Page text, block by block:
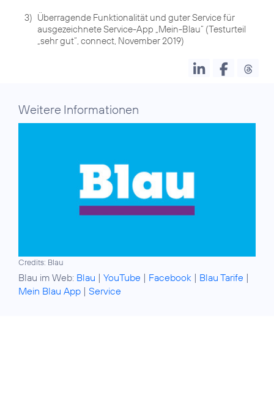
3) Überragende Funktionalität und guter Service für
ausgezeichnete Service-App „Mein-Blau“ (Testurteil
Weitere Informationen
Credits: Blau
Blau im Web: Blau | YouTube | Facebook | Blau Tarife |
Mein Blau App | Service